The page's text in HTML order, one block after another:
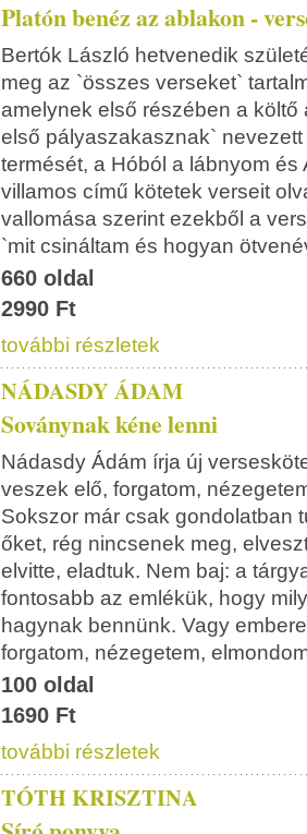
Platón benéz az ablakon -
Bertók László hetvenedik
meg az `összes verseket`
amelynek első részében a költő
első pályaszakasznak`
termését, a Hóból a lábnyom és
villamos című kötetek verseit
vallomása szerint ezekből a
`mit csináltam és hogyan
660 oldal
2990 Ft
további részletek
NÁDASDY ÁDAM
Soványnak kéne lenni
Nádasdy Ádám írja új
veszek elő, forgatom,
Sokszor már csak gondolatban
őket, rég nincsenek meg,
elvitte, eladtuk. Nem baj: a
fontosabb az emlékük, hogy
hagynak bennünk. Vagy
forgatom, nézegetem,
100 oldal
1690 Ft
további részletek
TÓTH KRISZTINA